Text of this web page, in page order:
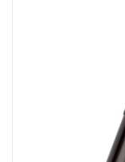
6F-01 Tầng 6 Trung
Phường Tân Mỹ,
Việt Thương Music -
49E Phan Đăng Lưu,
Việt Thương Music -
11 Đường số 3, Khu
Quận Gò Vấp, Hồ Chí